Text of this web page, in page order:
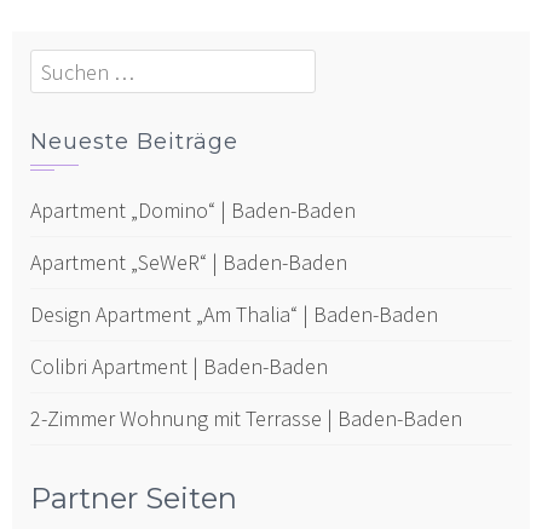
Neueste Beiträge
Apartment „Domino“ | Baden-Baden
Apartment „SeWeR“ | Baden-Baden
Design Apartment „Am Thalia“ | Baden-Baden
Colibri Apartment | Baden-Baden
2-Zimmer Wohnung mit Terrasse | Baden-Baden
Partner Seiten